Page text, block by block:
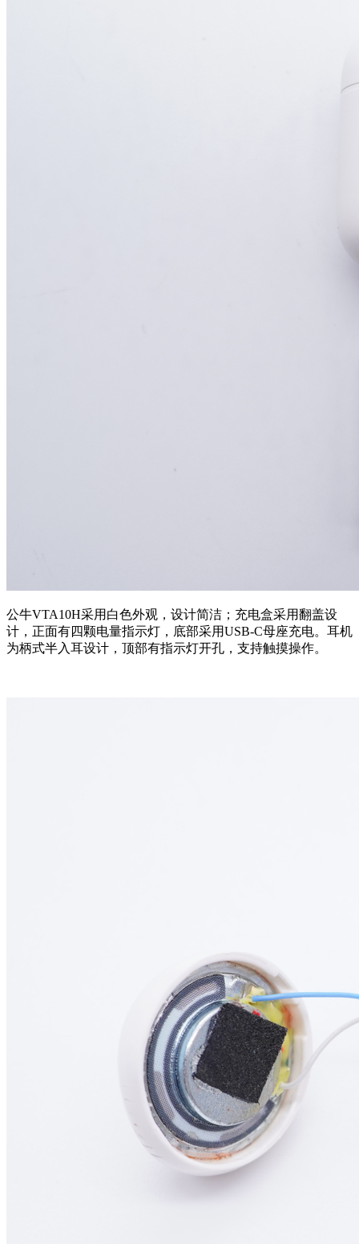
公牛VTA10H采用白色外观，设计简洁；充电盒采用翻盖设
计，正面有四颗电量指示灯，底部采用USB-C母座充电。耳机
为柄式半入耳设计，顶部有指示灯开孔，支持触摸操作。